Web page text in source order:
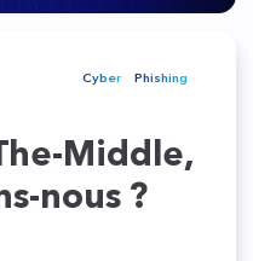
Cyber Phishing
Middle,
nous ?